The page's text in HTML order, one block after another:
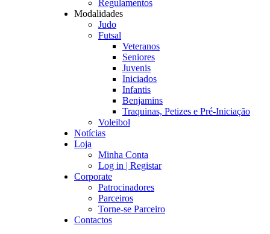
Regulamentos
Modalidades
Judo
Futsal
Veteranos
Seniores
Juvenis
Iniciados
Infantis
Benjamins
Traquinas, Petizes e Pré-Iniciação
Voleibol
Notícias
Loja
Minha Conta
Log in | Registar
Corporate
Patrocinadores
Parceiros
Torne-se Parceiro
Contactos